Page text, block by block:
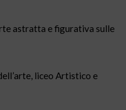
astratta e figurativa sulle
liceo Artistico e